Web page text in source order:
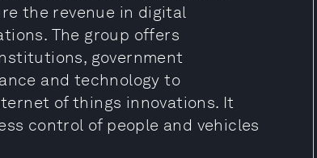
the revenue in digital
The group offers
government
and technology to
of things innovations. It
control of people and vehicles